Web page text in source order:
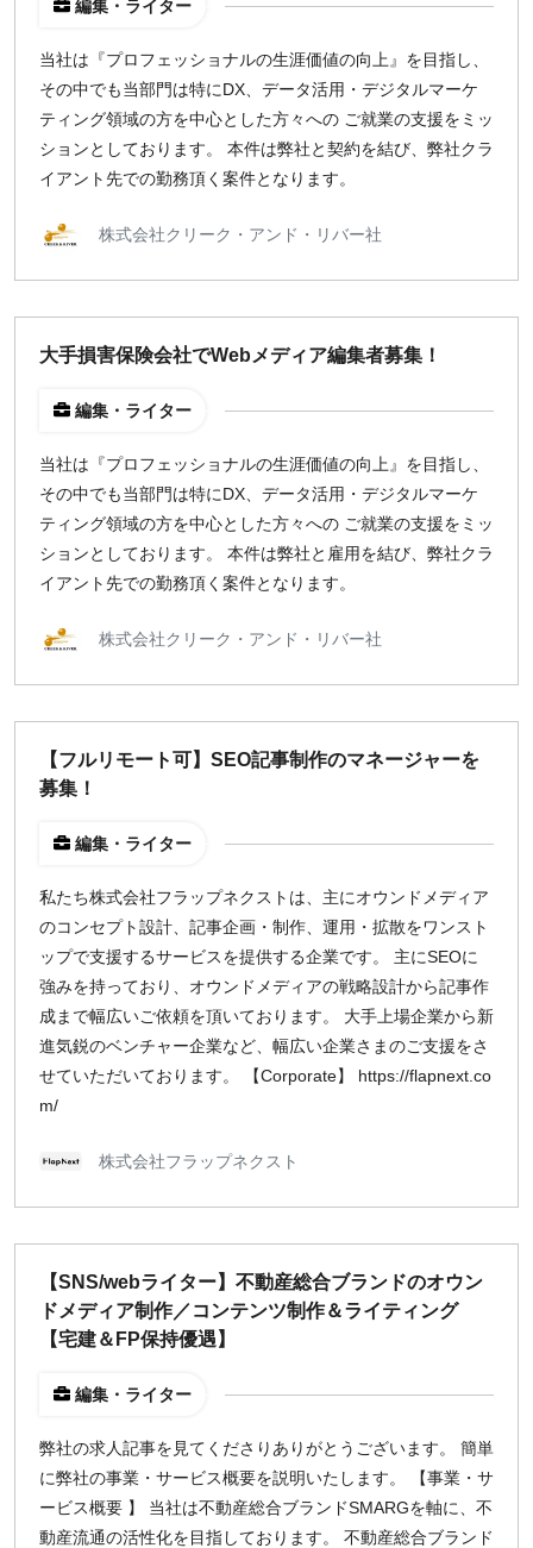
編集・ライター
当社は『プロフェッショナルの生涯価値の向上』を目指し、
その中でも当部門は特にDX、データ活用・デジタルマーケ
ティング領域の方を中心とした方々への ご就業の支援をミッ
ションとしております。 本件は弊社と契約を結び、弊社クラ
イアント先での勤務頂く案件となります。
株式会社クリーク・アンド・リバー社
大手損害保険会社でWebメディア編集者募集！
編集・ライター
当社は『プロフェッショナルの生涯価値の向上』を目指し、
その中でも当部門は特にDX、データ活用・デジタルマーケ
ティング領域の方を中心とした方々への ご就業の支援をミッ
ションとしております。 本件は弊社と雇用を結び、弊社クラ
イアント先での勤務頂く案件となります。
株式会社クリーク・アンド・リバー社
【フルリモート可】SEO記事制作のマネージャーを
募集！
編集・ライター
私たち株式会社フラップネクストは、主にオウンドメディア
のコンセプト設計、記事企画・制作、運用・拡散をワンスト
ップで支援するサービスを提供する企業です。 主にSEOに
強みを持っており、オウンドメディアの戦略設計から記事作
成まで幅広いご依頼を頂いております。 大手上場企業から新
進気鋭のベンチャー企業など、幅広い企業さまのご支援をさ
せていただいております。 【Corporate】 https://flapnext.co
m/
株式会社フラップネクスト
【SNS/webライター】不動産総合ブランドのオウン
ドメディア制作／コンテンツ制作＆ライティング
【宅建＆FP保持優遇】
編集・ライター
弊社の求人記事を見てくださりありがとうございます。 簡単
に弊社の事業・サービス概要を説明いたします。 【事業・サ
ービス概要 】 当社は不動産総合ブランドSMARGを軸に、不
動産流通の活性化を目指しております。 不動産総合ブランド